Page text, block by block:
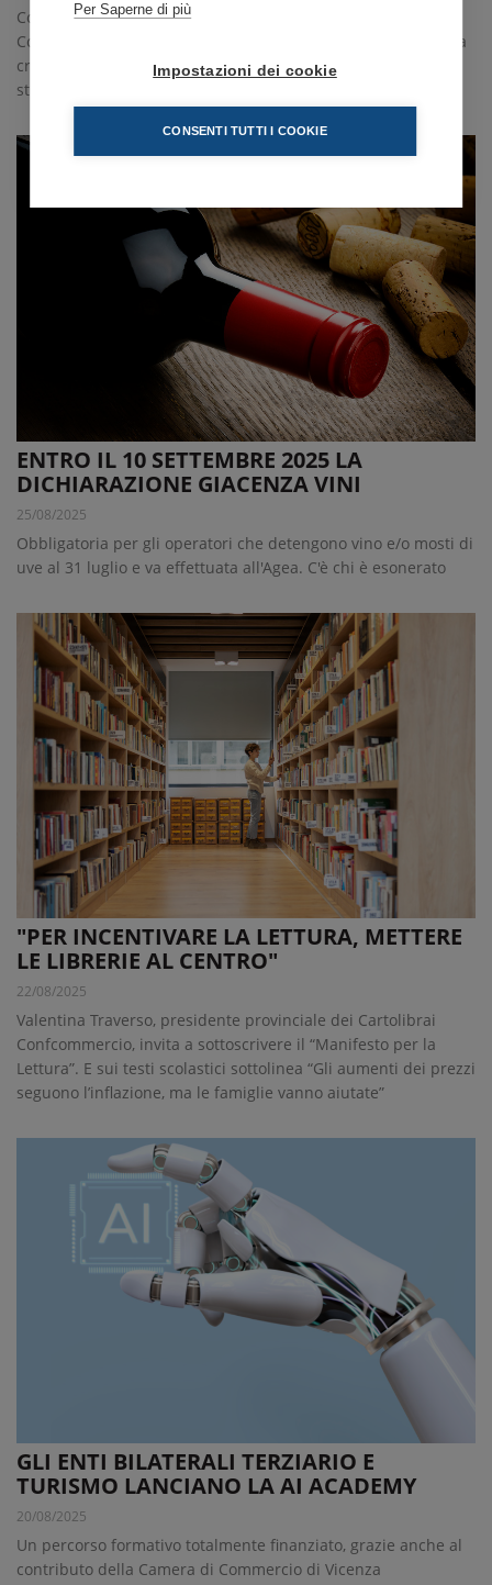
Conferme, trend e curiosità nei dati elaborati da
Confcommercio Vicenza. Il presidente Piccolo: “Nonostante la
crisi dei consumi, c’è dinamicità e attenzione al cambio degli
stili di vita”
ENTRO IL 10 SETTEMBRE 2025 LA
DICHIARAZIONE GIACENZA VINI
25/08/2025
Obbligatoria per gli operatori che detengono vino e/o mosti di
uve al 31 luglio e va effettuata all'Agea. C'è chi è esonerato
"PER INCENTIVARE LA LETTURA, METTERE
LE LIBRERIE AL CENTRO"
22/08/2025
Valentina Traverso, presidente provinciale dei Cartolibrai
Confcommercio, invita a sottoscrivere il “Manifesto per la
Lettura”. E sui testi scolastici sottolinea “Gli aumenti dei prezzi
seguono l’inflazione, ma le famiglie vanno aiutate”
GLI ENTI BILATERALI TERZIARIO E
TURISMO LANCIANO LA AI ACADEMY
20/08/2025
Un percorso formativo totalmente finanziato, grazie anche al
contributo della Camera di Commercio di Vicenza
Per Saperne di più
Impostazioni dei cookie
CONSENTI TUTTI I COOKIE